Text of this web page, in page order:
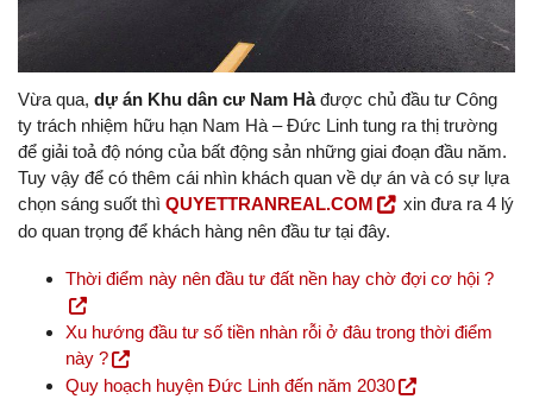
Vừa qua, dự án Khu dân cư Nam Hàđược chủ đầu tư Công
ty trách nhiệm hữu hạn Nam Hà – Đức Linh tung ra thị trường
để giải toả độ nóng của bất động sản những giai đoạn đầu năm.
Tuy vậy để có thêm cái nhìn khách quan về dự án và có sự lựa
chọn sáng suốt thì QUYETTRANREAL.COM
xin đưa ra 4 lý
do quan trọng để khách hàng nên đầu tư tại đây.
Thời điểm này nên đầu tư đất nền hay chờ đợi cơ hội ?
Xu hướng đầu tư số tiền nhàn rỗi ở đâu trong thời điểm
này ?
Quy hoạch huyện Đức Linh đến năm 2030